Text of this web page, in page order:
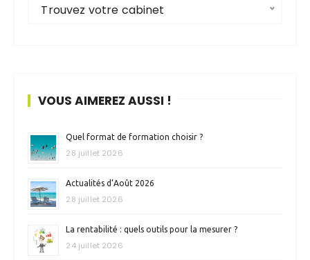
Trouvez votre cabinet
VOUS AIMEREZ AUSSI !
Quel format de formation choisir ?
28 juillet 2026
Actualités d’Août 2026
28 juillet 2026
La rentabilité : quels outils pour la mesurer ?
24 juillet 2026